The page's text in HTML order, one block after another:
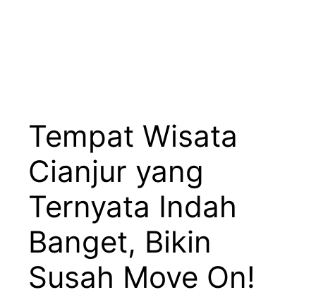
Tempat Wisata
Cianjur yang
Ternyata Indah
Banget, Bikin
Susah Move On!